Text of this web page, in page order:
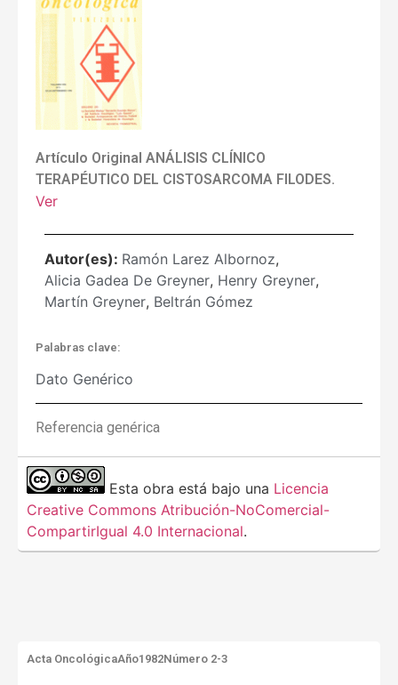
Artículo Original ANÁLISIS CLÍNICO
TERAPÉUTICO DEL CISTOSARCOMA FILODES.
Ver
Autor(es): Ramón Larez Albornoz,
Alicia Gadea De Greyner, Henry Greyner,
Martín Greyner, Beltrán Gómez
Palabras clave:
Dato Genérico
Referencia genérica
Esta obra está bajo una Licencia
Creative Commons Atribución-NoComercial-
CompartirIgual 4.0 Internacional.
Acta OncológicaAño1982Número 2-3